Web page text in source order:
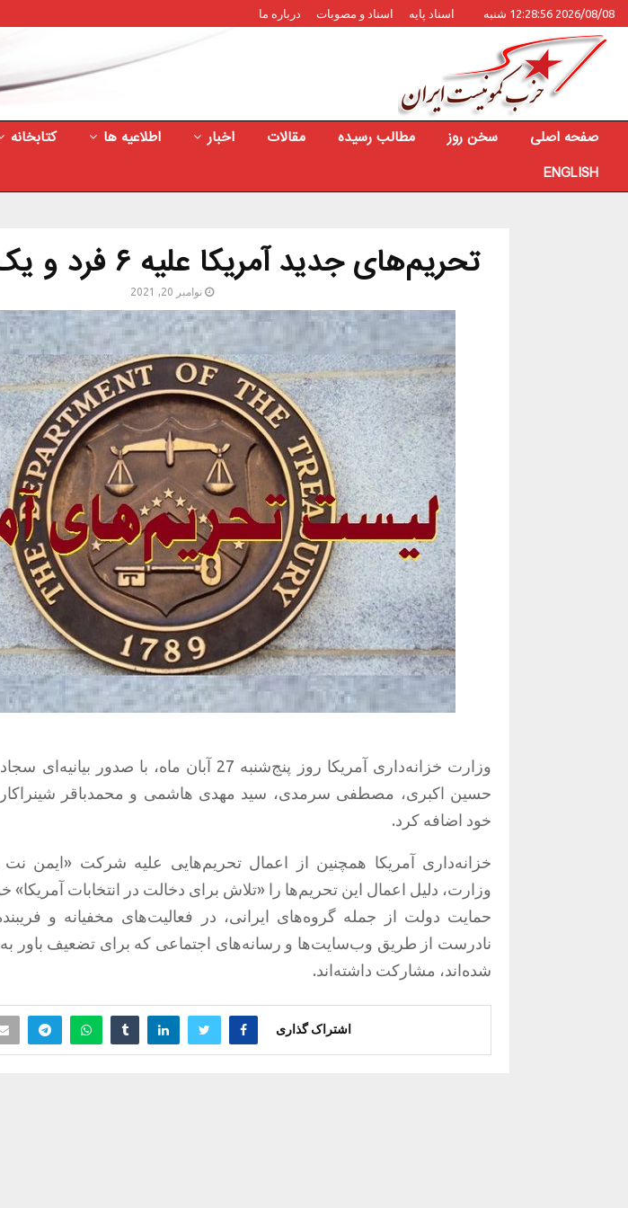
2026/08/08 12:28:56 شنبه اسناد پایه اسناد و مصوبات درباره ما
صفحه اصلی سخن روز مطالب رسیده مقالات اخبار اطلاعیه ها کتابخانه
ENGLISH
تحریم‌های جدید آمریکا علیه ۶ فرد و یک نهاد ایرانی
نوامبر 20, 2021
وزارت خزانه‌داری آمریکا روز پنج‌شنبه 27 آبان ماه،
حسین اکبری، مصطفی سرمدی، سید مهدی هاشمی و محمدباقر
خود اضافه کرد.
خزانه‌داری آمریکا همچنین از اعمال تحریم‌هایی علیه شرکت «ایمن نت
وزارت، دلیل اعمال این تحریم‌ها را «تلاش برای دخالت در انتخابات
حمایت دولت از جمله گروه‌های ایرانی، در فعالیت‌های مخفیانه و
نادرست از طریق وب‌سایت‌ها و رسانه‌های اجتماعی که برای تضعیف باور به
شده‌اند، مشارکت داشته‌اند.
اشتراک گذاری